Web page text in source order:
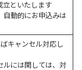
立といたします
自動的にお申込みは
キャンセル対応し
ルには関しては、対